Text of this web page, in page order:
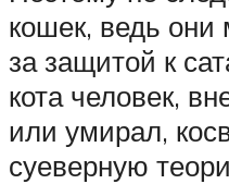
кошек, ведь они
за защитой к
кота человек,
или умирал,
суеверную